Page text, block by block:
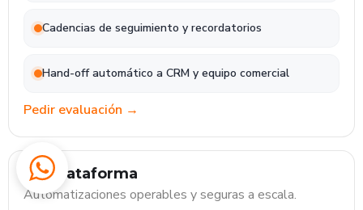
Cadencias de seguimiento y recordatorios
Hand-off automático a CRM y equipo comercial
Pedir evaluación →
IT / Plataforma
Automatizaciones operables y seguras a escala.